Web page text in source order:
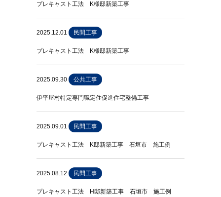
プレキャスト工法 K様邸新築工事
2025.12.01 民間工事
プレキャスト工法 K様邸新築工事
2025.09.30 公共工事
伊平屋村特定専門職定住促進住宅整備工事
2025.09.01 民間工事
プレキャスト工法 K邸新築工事 石垣市 施工例
2025.08.12 民間工事
プレキャスト工法 H邸新築工事 石垣市 施工例